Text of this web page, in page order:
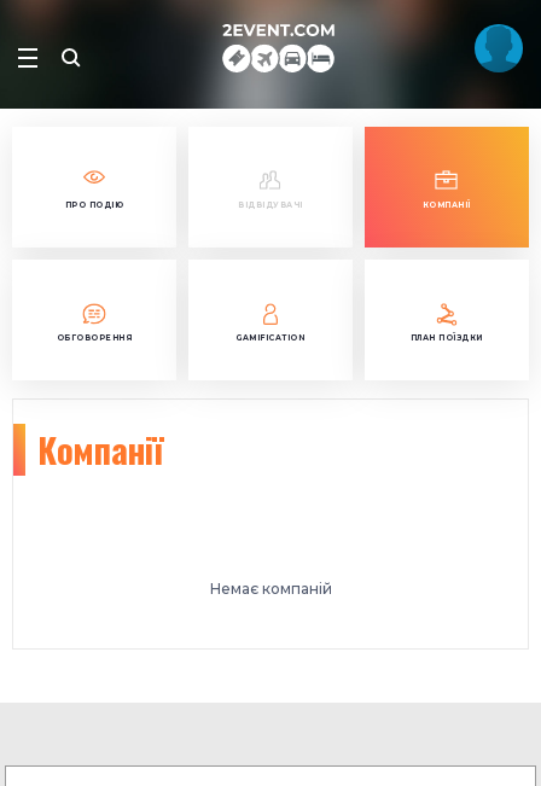
ПРО ПОДІЮ ВІДВІДУВАЧІ КОМПАНІЇ
ОБГОВОРЕННЯ GAMIFICATION ПЛАН ПОЇЗДКИ
Компанії
Немає компаній